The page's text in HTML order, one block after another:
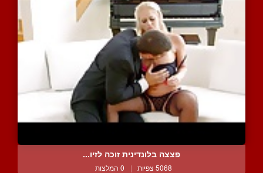
פצצה בלונדינית זוכה לזיו...
5068 צפיות | 0 המלצות